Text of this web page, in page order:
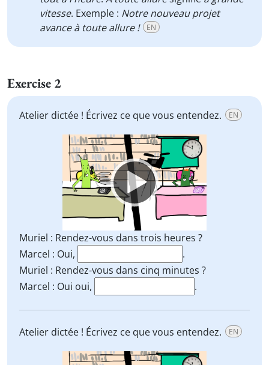
vitesse. Exemple : Notre nouveau projet
avance à toute allure !
EN
Exercise 2
Atelier dictée ! Écrivez ce que vous entendez. EN
Video
Player
Muriel : Rendez-vous dans trois heures ?
Marcel : Oui,
.
Muriel : Rendez-vous dans cinq minutes ?
Marcel : Oui oui,
.
Atelier dictée ! Écrivez ce que vous entendez. EN
Video